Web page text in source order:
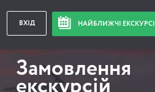
ВХІД НАЙБЛИЖЧІ ЕКСКУРСІЇ
Замовлення
екскурсій